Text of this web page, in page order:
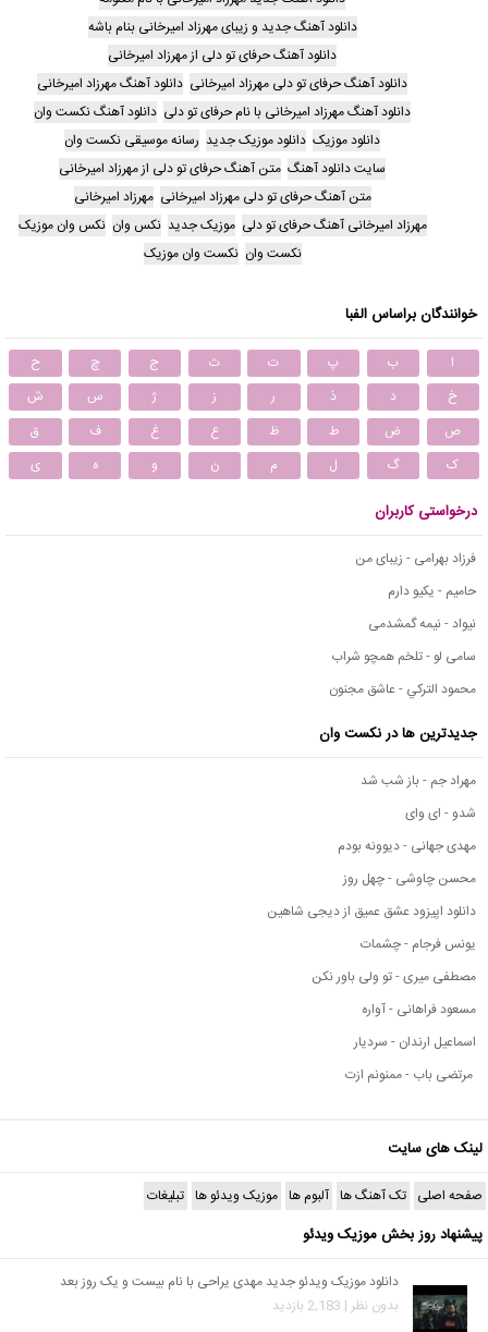
دانلود آهنگ جدید و زیبای مهرزاد امیرخانی بنام باشه
دانلود آهنگ حرفای تو دلی از مهرزاد امیرخانی
دانلود آهنگ حرفای تو دلی مهرزاد امیرخانی دانلود آهنگ مهرزاد امیرخانی
دانلود آهنگ مهرزاد امیرخانی با نام حرفای تو دلی دانلود آهنگ نکست وان
دانلود موزیک دانلود موزیک جدید رسانه موسیقی نکست وان
سایت دانلود آهنگ متن آهنگ حرفای تو دلی از مهرزاد امیرخانی
متن آهنگ حرفای تو دلی مهرزاد امیرخانی مهرزاد امیرخانی
مهرزاد امیرخانی آهنگ حرفای تو دلی موزیک جدید نکس وان نکس وان موزیک
نکست وان نکست وان موزیک
خوانندگان براساس الفبا
ا ب پ ت ث ج چ
ح
خ
د ذ ر ز ژ س
ش
ص
ض ط ظ ع غ ف
ق
ک
گ ل م ن و ه ی
درخواستی کاربران
فرزاد بهرامی - زیبای من
حامیم - یکیو دارم
نیواد - نیمه گمشدمی
سامی لو - تلخم همچو شراب
محمود التركي - عاشق مجنون
جدیدترین ها در نکست وان
مهراد جم - باز شب شد
شدو - ای وای
مهدی جهانی - دیوونه بودم
محسن چاوشی - چهل روز
دانلود اپیزود عشق عمیق از دیجی شاهین
یونس فرجام - چشمات
مصطفی میری - تو ولی باور نکن
مسعود فراهانی - آواره
اسماعیل ارندان - سردیار
مرتضی باب - ممنونم ازت
لینک های سایت
صفحه اصلی تک آهنگ ها آلبوم ها موزیک ویدئو ها تبلیغات
پیشنهاد روز بخش موزیک ویدئو
دانلود موزیک ویدئو جدید مهدی یراحی با نام بیست و یک روز بعد
بدون نظر | 2,183 بازدید